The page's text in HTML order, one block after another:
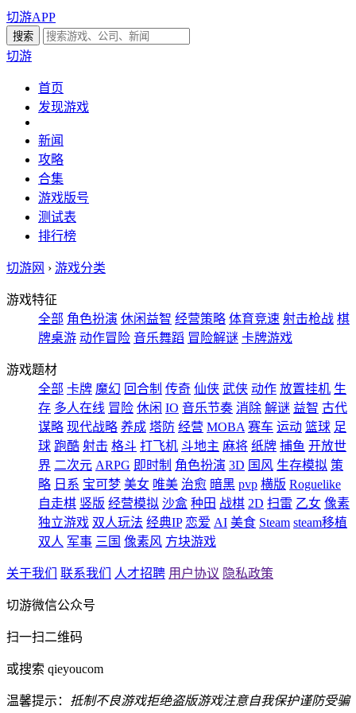
切游APP
切游
首页
发现游戏
新闻
攻略
合集
游戏版号
测试表
排行榜
切游网 › 游戏分类
游戏特征
全部 角色扮演 休闲益智 经营策略 体育竞速 射击枪战 棋
牌桌游 动作冒险 音乐舞蹈 冒险解谜 卡牌游戏
游戏题材
全部 卡牌 魔幻 回合制 传奇 仙侠 武侠 动作 放置挂机 生
存 多人在线 冒险 休闲 IO 音乐节奏 消除 解谜 益智 古代
谋略 现代战略 养成 塔防 经营 MOBA 赛车 运动 篮球 足
球 跑酷 射击 格斗 打飞机 斗地主 麻将 纸牌 捕鱼 开放世
界 二次元 ARPG 即时制 角色扮演 3D 国风 生存模拟 策
略 日系 宝可梦 美女 唯美 治愈 暗黑 pvp 横版 Roguelike
自走棋 竖版 经营模拟 沙盒 种田 战棋 2D 扫雷 乙女 像素
独立游戏 双人玩法 经典IP 恋爱 AI 美食 Steam steam移植
双人 军事 三国 像素风 方块游戏
关于我们 联系我们 人才招聘 用户协议 隐私政策
切游微信公众号
扫一扫二维码
或搜索 qieyoucom
温馨提示： 抵制不良游戏拒绝盗版游戏注意自我保护谨防受骗